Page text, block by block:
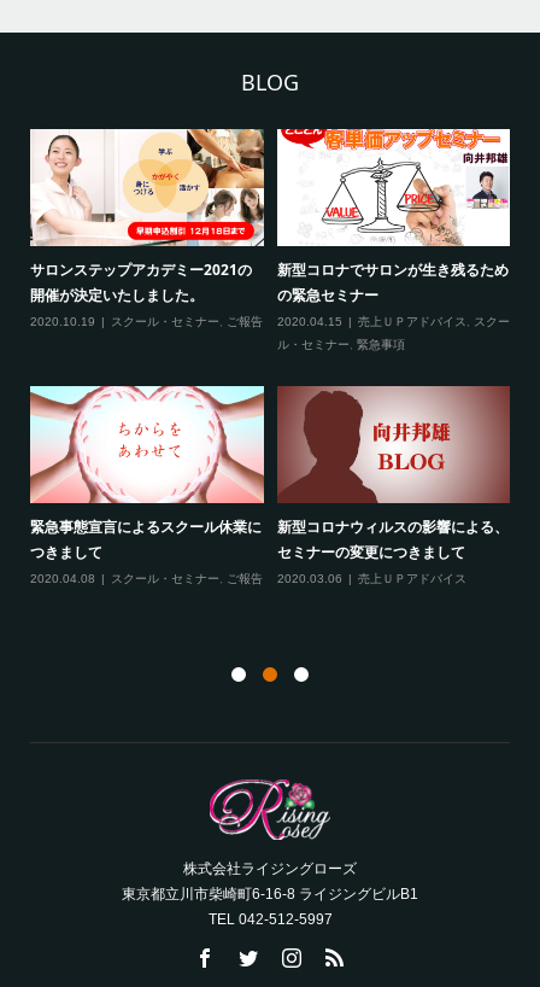
BLOG
サロンステップアカデミー2021の
開催が決定いたしました。
2020.10.19 スクール・セミナー ご報告
新型コロナでサロンが生き残るため
の緊急セミナー
2020.04.15 売上ＵＰアドバイス
スクー
ル・セミナー
緊急事項
緊急事態宣言によるスクール休業に
つきまして
2020.04.08 スクール・セミナー, ご報告
新型コロナウィルスの影響による、
セミナーの変更につきまして
2020.03.06 売上ＵＰアドバイス
株式会社ライジングローズ
東京都立川市柴崎町6-16-8 ライジングビルB1
TEL 042-512-5997